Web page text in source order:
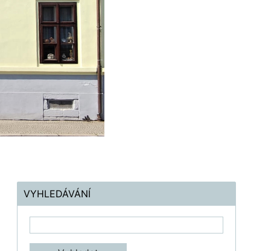
VYHLEDÁVÁNÍ